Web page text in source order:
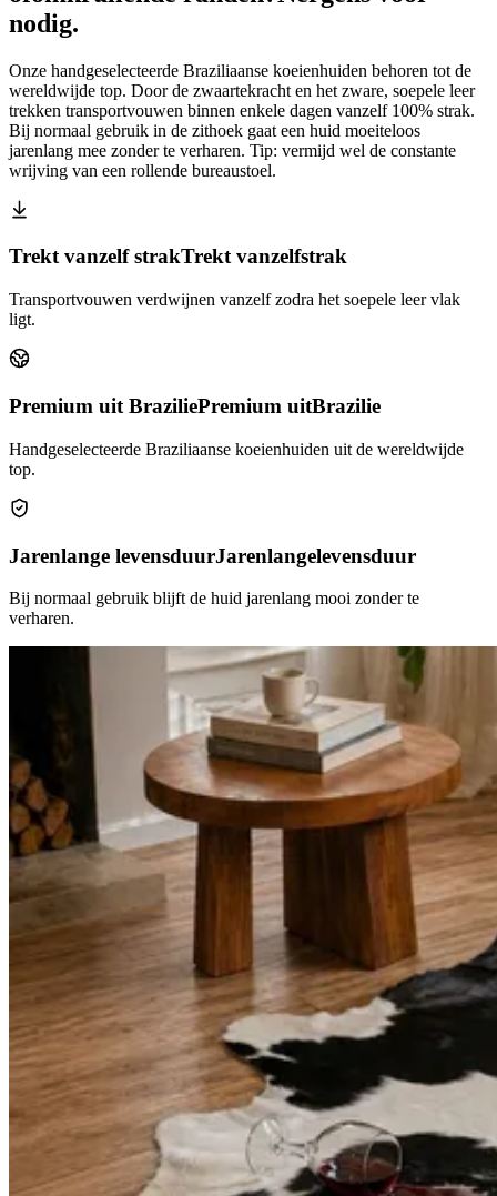
nodig.
Onze handgeselecteerde Braziliaanse koeienhuiden behoren tot de
wereldwijde top. Door de zwaartekracht en het zware, soepele leer
trekken transportvouwen binnen enkele dagen vanzelf 100% strak.
Bij normaal gebruik in de zithoek gaat een huid moeiteloos
jarenlang mee zonder te verharen. Tip: vermijd wel de constante
wrijving van een rollende bureaustoel.
Trekt vanzelf strakTrekt vanzelfstrak
Transportvouwen verdwijnen vanzelf zodra het soepele leer vlak
ligt.
Premium uit BraziliePremium uitBrazilie
Handgeselecteerde Braziliaanse koeienhuiden uit de wereldwijde
top.
Jarenlange levensduurJarenlangelevensduur
Bij normaal gebruik blijft de huid jarenlang mooi zonder te
verharen.